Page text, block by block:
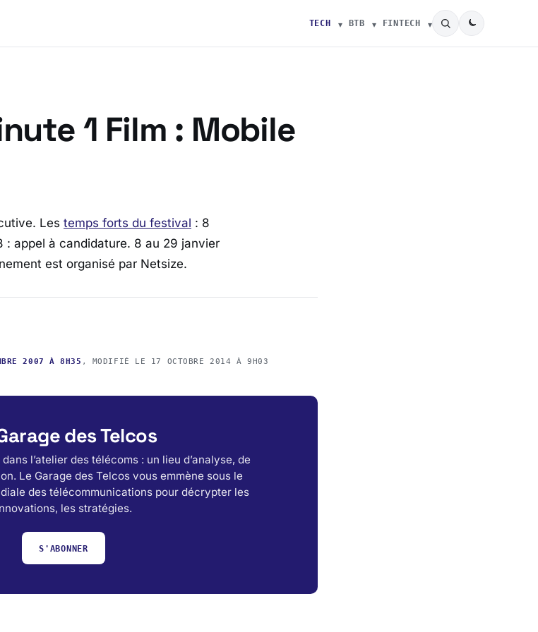
TECH BTB FINTECH
1 Film : Mobile
Les temps forts du festival : 8
appel à candidature. 8 au 29 janvier
est organisé par Netsize.
2007 À 8H35 , MODIFIÉ LE 17 OCTOBRE 2014 À 9H03
des Telcos
l’atelier des télécoms : un lieu d’analyse, de
Le Garage des Telcos vous emmène sous le
des télécommunications pour décrypter les
les stratégies.
S'ABONNER